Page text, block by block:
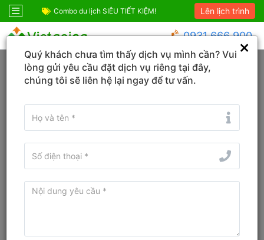
Combo du lịch SIÊU TIẾT KIỆM! Combo Phú Quốc
Lên lịch trình
0931 666 900
Trang chủ Tour Châu Á Thái Lan
Sắp xếp Bộ lọc
Tour du lịch Thái Lan mới nhất 2026
Quý khách chưa tìm thấy dịch vụ mình cần? Vui
lòng gửi yêu cầu đặt dịch vụ riêng tại đây,
chúng tôi sẽ liên hệ lại ngay để tư vấn.